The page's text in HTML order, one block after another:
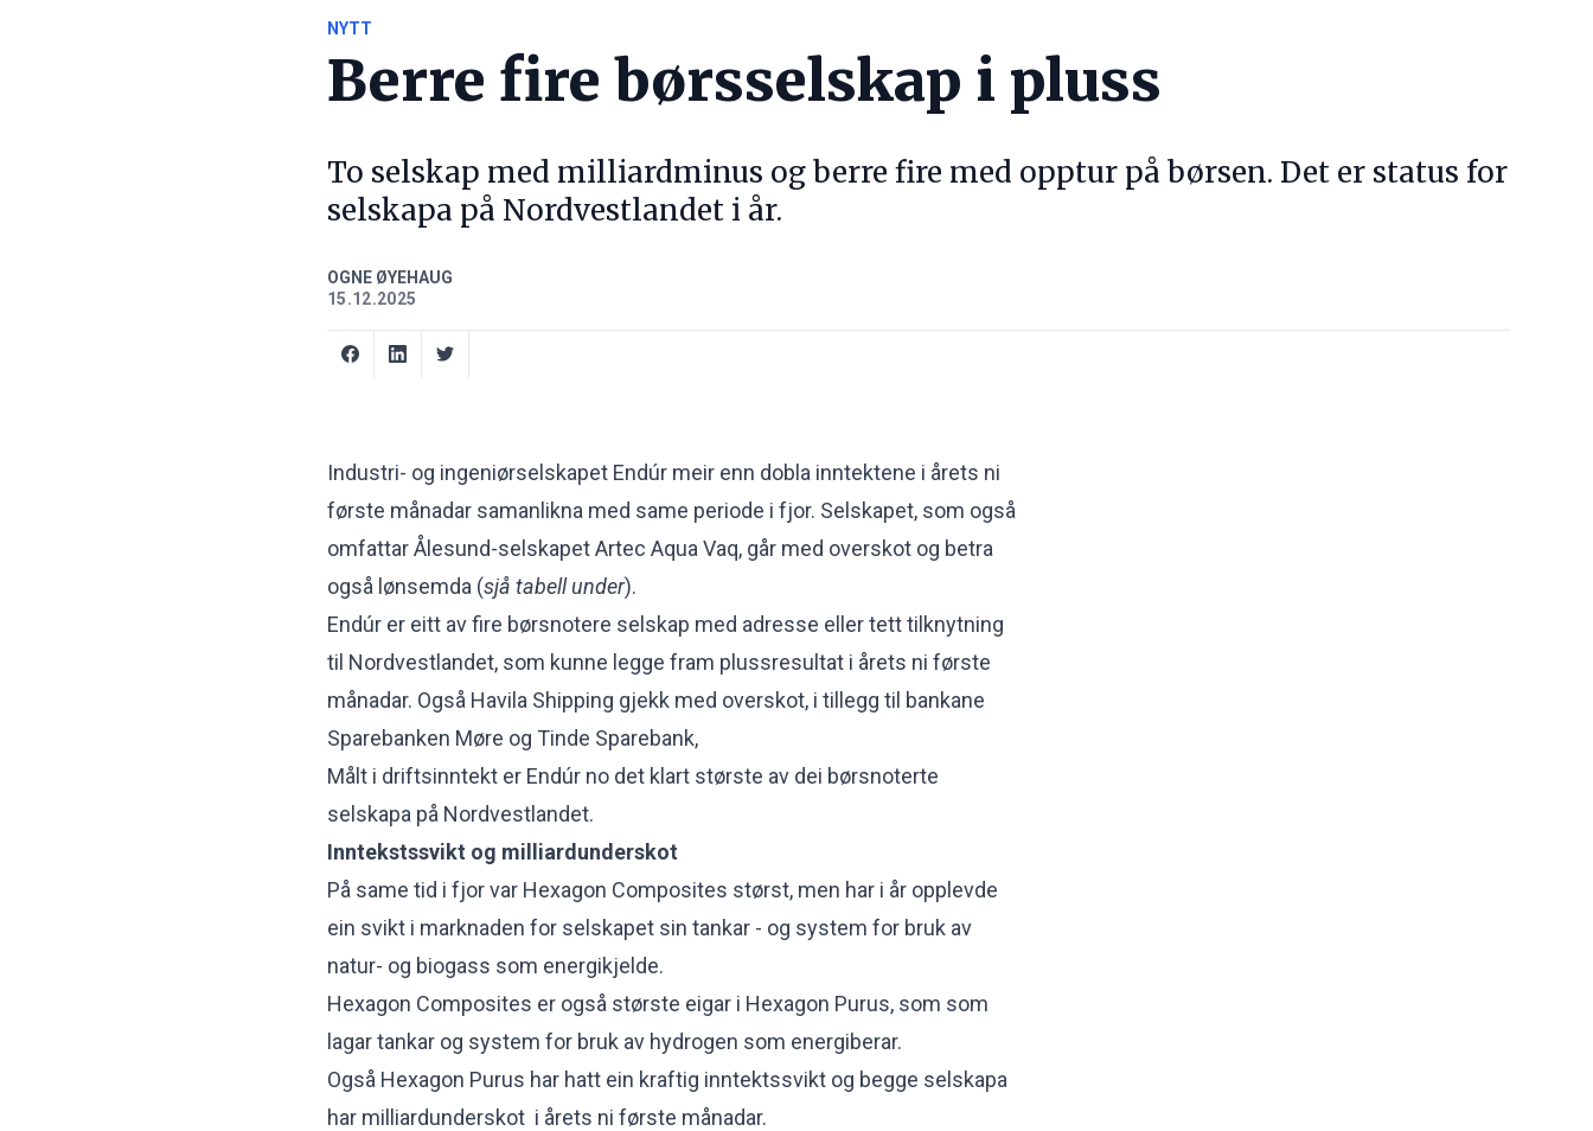
NYTT
Berre fire børsselskap i pluss
To selskap med milliardminus og berre fire med opptur på børsen. Det er status for
selskapa på Nordvestlandet i år.
OGNE ØYEHAUG
15.12.2025
Industri- og ingeniørselskapet Endúr meir enn dobla inntektene i årets ni
første månadar samanlikna med same periode i fjor. Selskapet, som også
omfattar Ålesund-selskapet Artec Aqua Vaq, går med overskot og betra
også lønsemda (sjå tabell under).
Endúr er eitt av fire børsnotere selskap med adresse eller tett tilknytning
til Nordvestlandet, som kunne legge fram plussresultat i årets ni første
månadar. Også Havila Shipping gjekk med overskot, i tillegg til bankane
Sparebanken Møre og Tinde Sparebank,
Målt i driftsinntekt er Endúr no det klart største av dei børsnoterte
selskapa på Nordvestlandet.
Inntekstssvikt og milliardunderskot
På same tid i fjor var Hexagon Composites størst, men har i år opplevde
ein svikt i marknaden for selskapet sin tankar - og system for bruk av
natur- og biogass som energikjelde.
Hexagon Composites er også største eigar i Hexagon Purus, som som
lagar tankar og system for bruk av hydrogen som energiberar.
Også Hexagon Purus har hatt ein kraftig inntektssvikt og begge selskapa
har milliardunderskot i årets ni første månadar.